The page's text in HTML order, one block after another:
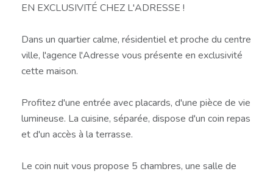
EN EXCLUSIVITÉ CHEZ L'ADRESSE !
Dans un quartier calme, résidentiel et proche du centre
ville, l'agence l'Adresse vous présente en exclusivité
cette maison.
Profitez d'une entrée avec placards, d'une pièce de vie
lumineuse. La cuisine, séparée, dispose d'un coin repas
et d'un accès à la terrasse.
Le coin nuit vous propose 5 chambres, une salle de